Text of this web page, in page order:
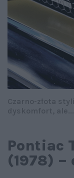
Pontiac
(1978)